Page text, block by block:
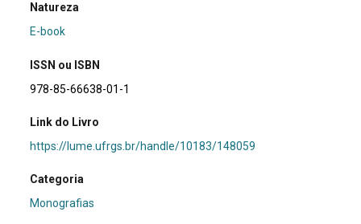
Natureza
E-book
ISSN ou ISBN
978-85-66638-01-1
Link do Livro
https://lume.ufrgs.br/handle/10183/148059
Categoria
Monografias